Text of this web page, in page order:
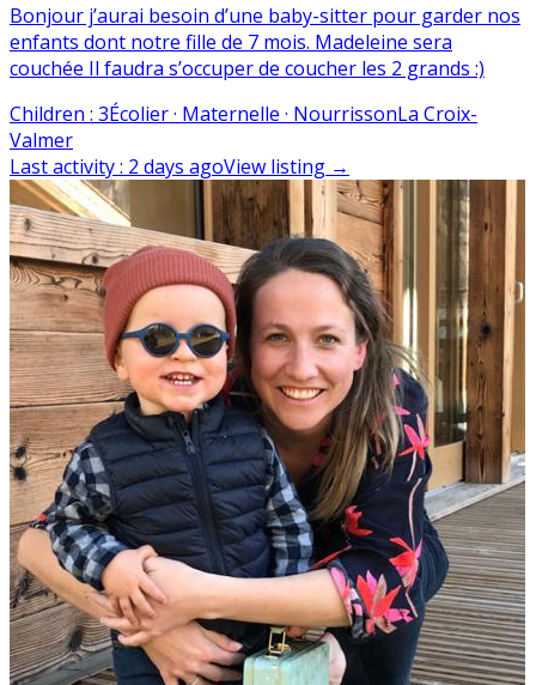
Bonjour j’aurai besoin d’une baby-sitter pour garder nos
enfants dont notre fille de 7 mois. Madeleine sera
couchée Il faudra s’occuper de coucher les 2 grands :)
Children : 3Écolier · Maternelle · NourrissonLa Croix-
Valmer
Last activity: 2 days agoView listing →